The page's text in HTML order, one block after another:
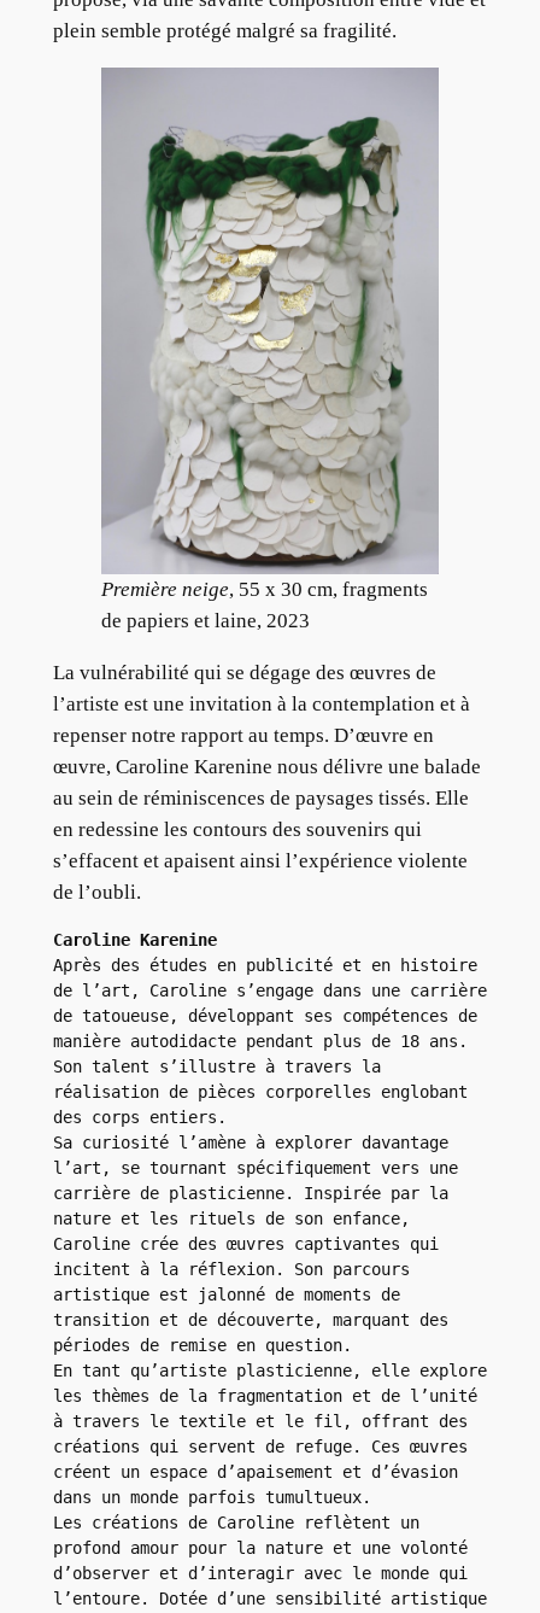
plein semble protégé malgré sa fragilité.
Première neige, 55 x 30 cm, fragments
de papiers et laine, 2023
La vulnérabilité qui se dégage des œuvres de
l’artiste est une invitation à la contemplation et à
repenser notre rapport au temps. D’œuvre en
œuvre, Caroline Karenine nous délivre une balade
au sein de réminiscences de paysages tissés. Elle
en redessine les contours des souvenirs qui
s’effacent et apaisent ainsi l’expérience violente
de l’oubli.
Caroline Karenine
Après des études en publicité et en histoire
de l’art, Caroline s’engage dans une carrière
de tatoueuse, développant ses compétences de
manière autodidacte pendant plus de 18 ans.
Son talent s’illustre à travers la
réalisation de pièces corporelles englobant
des corps entiers.
Sa curiosité l’amène à explorer davantage
l’art, se tournant spécifiquement vers une
carrière de plasticienne. Inspirée par la
nature et les rituels de son enfance,
Caroline crée des œuvres captivantes qui
incitent à la réflexion. Son parcours
artistique est jalonné de moments de
transition et de découverte, marquant des
périodes de remise en question.
En tant qu’artiste plasticienne, elle explore
les thèmes de la fragmentation et de l’unité
à travers le textile et le fil, offrant des
créations qui servent de refuge. Ces œuvres
créent un espace d’apaisement et d’évasion
dans un monde parfois tumultueux.
Les créations de Caroline reflètent un
profond amour pour la nature et une volonté
d’observer et d’interagir avec le monde qui
l’entoure. Dotée d’une sensibilité artistique